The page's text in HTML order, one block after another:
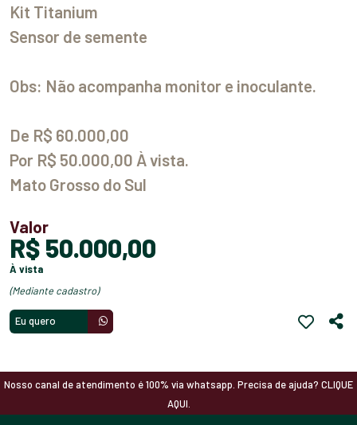
Kit Titanium
Sensor de semente
Obs: Não acompanha monitor e inoculante.
De R$ 60.000,00
Por R$ 50.000,00 À vista.
Mato Grosso do Sul
Valor
R$ 50.000,00
à vista
(mediante cadastro)
Eu quero
Nosso canal de atendimento é 100% via whatsapp. Precisa de ajuda? CLIQUE
AQUI.